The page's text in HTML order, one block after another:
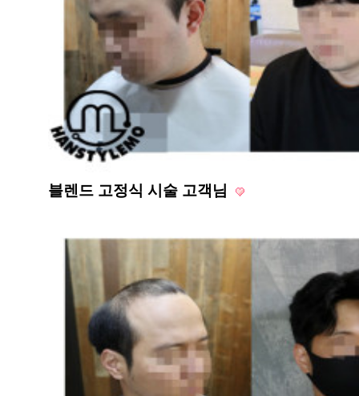
블렌드 고정식 시술 고객님